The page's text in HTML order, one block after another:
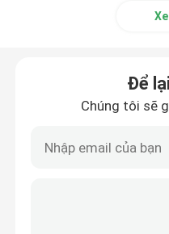
Các ống cứu hộ bơm
Con lăn túi khí
Để
Chúng tôi sẽ